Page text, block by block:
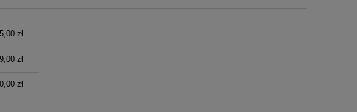
zł
zł
0,00 zł